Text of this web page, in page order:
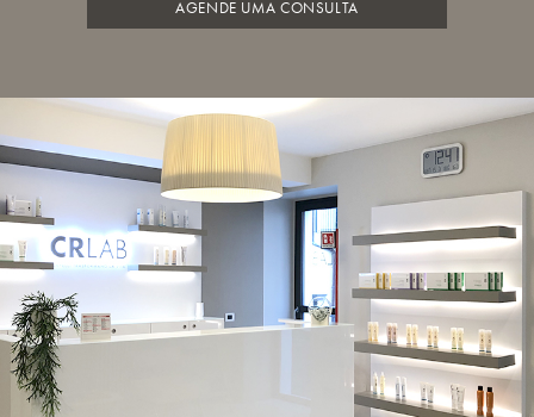
AGENDE UMA CONSULTA